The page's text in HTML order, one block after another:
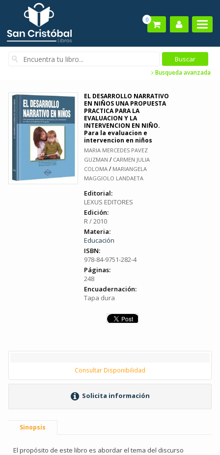
0
Busqueda avanzada
EL DESARROLLO NARRATIVO
EN NIÑOS UNA PROPUESTA
PRACTICA PARA LA
EVALUACION Y LA
INTERVENCION EN NIÑO.
Para la evaluacion e
intervencion en niños
MARIA MERCEDES PAVEZ
GUZMAN / CARMEN JULIA
COLOMA / MARIANGELA
MAGGIOLO LANDAETA
Editorial:
LEXUS EDITORES
Edición:
R / 2010
Materia:
Educación
ISBN:
978-84-9751-282-4
Páginas:
248
Encuadernación:
Tapa dura
Consultar Disponibilidad
Solicita información
Sinopsis
El propósito de este libro es abordar el tema del discurso